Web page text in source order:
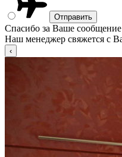
Спасибо за Ваше
Наш менеджер свяжется с